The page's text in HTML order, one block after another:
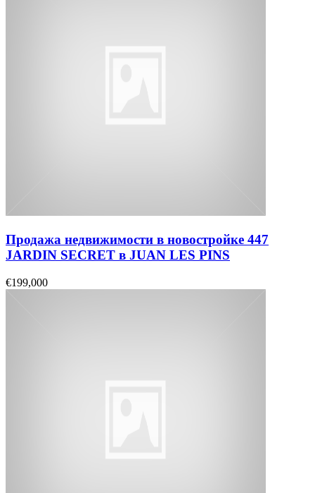
Продажа недвижимости в новостройке 447
JARDIN SECRET в JUAN LES PINS
€199,000